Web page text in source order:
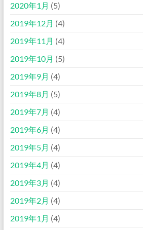
2020年1月 (5)
2019年12月 (4)
2019年11月 (4)
2019年10月 (5)
2019年9月 (4)
2019年8月 (5)
2019年7月 (4)
2019年6月 (4)
2019年5月 (4)
2019年4月 (4)
2019年3月 (4)
2019年2月 (4)
2019年1月 (4)